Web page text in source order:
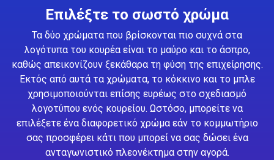
Επιλέξτε το σωστό χρώμα
Τα δύο χρώματα που βρίσκονται πιο συχνά στα
λογότυπα του κουρέα είναι το μαύρο και το άσπρο,
καθώς απεικονίζουν ξεκάθαρα τη φύση της επιχείρησης.
Εκτός από αυτά τα χρώματα, το κόκκινο και το μπλε
χρησιμοποιούνται επίσης ευρέως στο σχεδιασμό
λογοτύπου ενός κουρείου. Ωστόσο, μπορείτε να
επιλέξετε ένα διαφορετικό χρώμα εάν το κομμωτήριο
σας προσφέρει κάτι που μπορεί να σας δώσει ένα
ανταγωνιστικό πλεονέκτημα στην αγορά.